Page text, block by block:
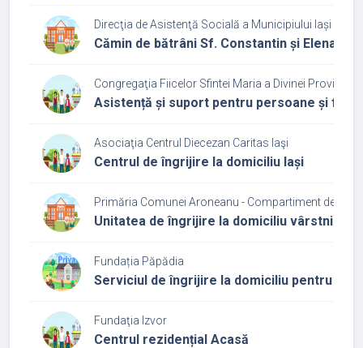
Direcţia de Asistenţă Socială a Municipiului Iași
Cămin de bătrâni Sf. Constantin și Elena
Congregaţia Fiicelor Sfintei Maria a Divinei
Asistență și suport pentru persoane și
Asociaţia Centrul Diecezan Caritas Iaşi
Centrul de îngrijire la domiciliu Iași
Primăria Comunei Aroneanu - Compartiment de
Unitatea de îngrijire la domiciliu vârstnici
Fundația Păpădia
Serviciul de îngrijire la domiciliu pentru
Fundaţia Izvor
Centrul rezidențial Acasă